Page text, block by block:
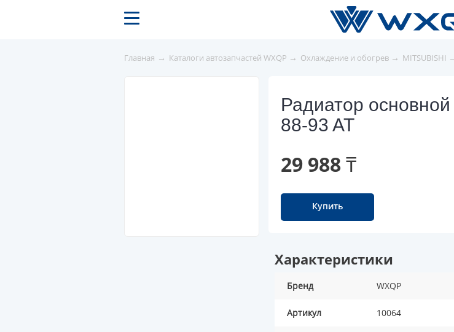
Главная → Каталоги автозапчастей WXQP → Охлаждение и обогрев → MITSUBISHI
Радиатор
88-93 AT
29 988 ₸
Купить
Характеристики
Бренд WXQP
Артикул 10064